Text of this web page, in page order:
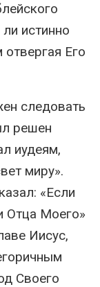
истинно
отвергая Его
следовать
решен
иудеям,
миру».
«Если
Отца Моего»
Иисус,
Своего